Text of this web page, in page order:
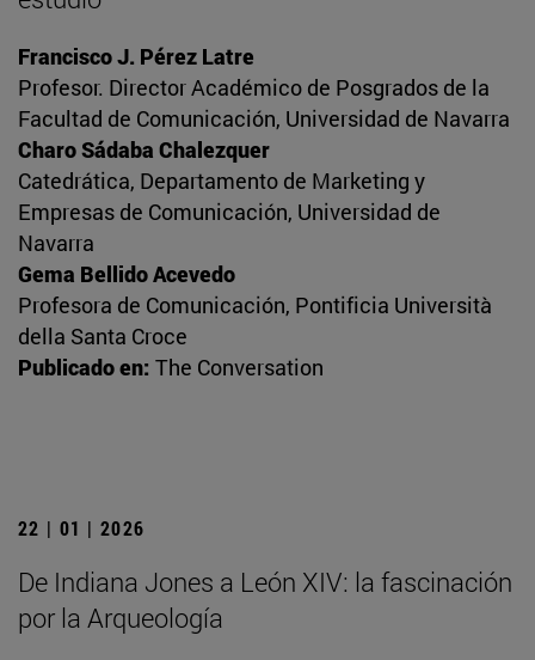
Francisco J. Pérez Latre
Profesor. Director Académico de Posgrados de la
Facultad de Comunicación, Universidad de Navarra
Charo Sádaba Chalezquer
Catedrática, Departamento de Marketing y
Empresas de Comunicación, Universidad de
Navarra
Gema Bellido Acevedo
Profesora de Comunicación, Pontificia Università
della Santa Croce
Publicado en: The Conversation
22 | 01 | 2026
De Indiana Jones a León XIV: la fascinación
por la Arqueología